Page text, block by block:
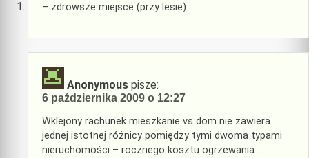
– zdrowsze miejsce (przy lesie)
Anonymous pisze:
6 października 2009 o 12:27
Wklejony rachunek mieszkanie vs dom nie zawiera
jednej istotnej różnicy pomiędzy tymi dwoma typami
nieruchomości – rocznego kosztu ogrzewania …